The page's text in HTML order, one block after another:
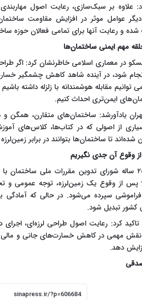
علاوه بر سبک‌سازی، رعایت اصول
عوامل موثر در افزایش مقاومت
شده و رعایت آنها برای تمامی فعالان حوزه
مهم ایمنی ساختمان‌ها
در معماری اسلامی خاطرنشان کرد: اگر
شود، در آینده شاهد کاهش چشمگیر
توانیم مقابله هوشمندانه با زلزله داشته
ایمن‌تری احداث کنیم.
یادآورشد: ساختمان‌های متقارن، همگن
از اصولی که در کتاب‌ها، کلاس‌های
تا ساختمان‌ها بتوانند در برابر
از وقوع آن جدی نگیریم
عضو بیش از ۲۵ ساله شورای تدوین مقررات ملی
پس از وقوع یک زمین‌لرزه، توجه عمومی
فراموشی سپرده می‌شود. در حالی که آمادگی
کشور تبدیل شود.
تاکید کرد: رعایت اصول طراحی لرزه‌ای،
مهمی در کاهش خسارت‌های جانی و مالی
دهد.
صدقی